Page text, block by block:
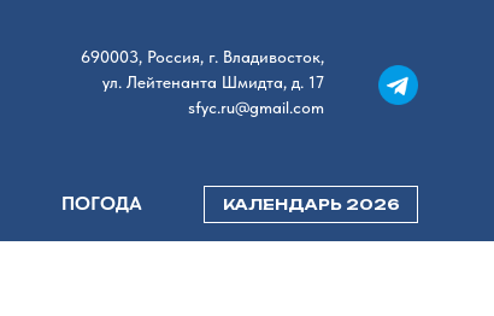
690003, Россия, г. Владивосток,
ул. Лейтенанта Шмидта, д. 17
sfyc.ru@gmail.com
ПОГОДА КАЛЕНДАРЬ 2026